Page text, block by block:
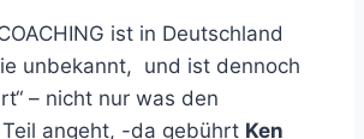
ist in Deutschland
unbekannt, und ist dennoch
– nicht nur was den
angeht, -da gebührt Ken